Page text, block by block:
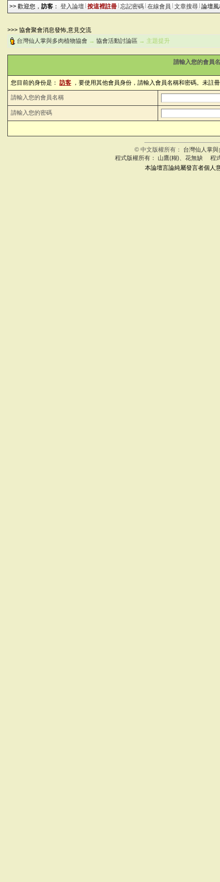
>> 歡迎您， 訪客 ： 登入論壇 按這裡註冊 忘記密碼 在線會員 文章搜尋 論壇
>>> 協會聚會消息發怖,意見交流
台灣仙人掌與多肉植物協會 → 協會活動討論區 → 主題提升
請輸入您的會員
您目前的身份是： 訪客 ，要使用其他會員身份，請輸入會員名稱和密碼。未註
請輸入您的會員名稱
請輸入您的密碼
© 中文版權所有： 台灣仙人掌
程式版權所有： 山鷹(糊)、花無缺 程
本論壇言論純屬發言者個人